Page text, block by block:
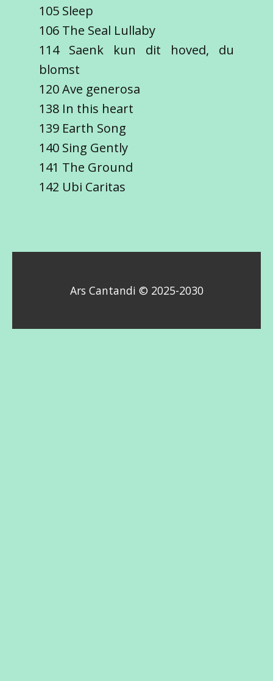
105 Sleep
106 The Seal Lullaby
114 Saenk kun dit hoved, du
blomst
120 Ave generosa
138 In this heart
139 Earth Song
140 Sing Gently
141 The Ground
142 Ubi Caritas
Ars Cantandi © 2025-2030